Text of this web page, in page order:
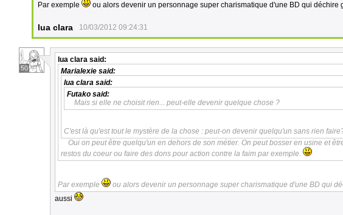
Par exemple
ou alors devenir un personnage super charismatique d'une BD qui déchire
lua clara 10/03/2012 09:24:31
50
lua clara said:
Marialexie said:
lua clara said:
Futako said:
Mais si elle ne choisit rien... peut-elle devenir quelque chose ?
C'est là qu'est tout le mystère de la chose : peut-on devenir quelqu'un sans rien
Oui on peut être quelqu'un en dehors de son métier. On peut bosser en usine et
restos du coeur ou faire des dons pour action contre la faim par exemple.
Par exemple
ou alors devenir un personnage super charismatique d'une BD qui
aussi